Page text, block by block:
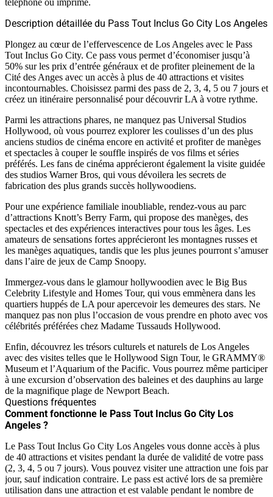
Description détaillée du Pass Tout Inclus Go City Los Angeles
Plongez au cœur de l’effervescence de Los Angeles avec le Pass
Tout Inclus Go City. Ce pass vous permet d’économiser jusqu’à
50% sur les prix d’entrée généraux et de profiter pleinement de la
Cité des Anges avec un accès à plus de 40 attractions et visites
incontournables. Choisissez parmi des pass de 2, 3, 4, 5 ou 7 jours et
créez un itinéraire personnalisé pour découvrir LA à votre rythme.
Parmi les attractions phares, ne manquez pas Universal Studios
Hollywood, où vous pourrez explorer les coulisses d’un des plus
anciens studios de cinéma encore en activité et profiter de manèges
et spectacles à couper le souffle inspirés de vos films et séries
préférés. Les fans de cinéma apprécieront également la visite guidée
des studios Warner Bros, qui vous dévoilera les secrets de
fabrication des plus grands succès hollywoodiens.
Pour une expérience familiale inoubliable, rendez-vous au parc
d’attractions Knott’s Berry Farm, qui propose des manèges, des
spectacles et des expériences interactives pour tous les âges. Les
amateurs de sensations fortes apprécieront les montagnes russes et
les manèges aquatiques, tandis que les plus jeunes pourront s’amuser
dans l’aire de jeux de Camp Snoopy.
Immergez-vous dans le glamour hollywoodien avec le Big Bus
Celebrity Lifestyle and Homes Tour, qui vous emmènera dans les
quartiers huppés de LA pour apercevoir les demeures des stars. Ne
manquez pas non plus l’occasion de vous prendre en photo avec vos
célébrités préférées chez Madame Tussauds Hollywood.
Enfin, découvrez les trésors culturels et naturels de Los Angeles
avec des visites telles que le Hollywood Sign Tour, le GRAMMY®
Museum et l’Aquarium of the Pacific. Vous pourrez même participer
à une excursion d’observation des baleines et des dauphins au large
de la magnifique plage de Newport Beach.
Questions fréquentes
Comment fonctionne le Pass Tout Inclus Go City Los
Angeles ?
Le Pass Tout Inclus Go City Los Angeles vous donne accès à plus
de 40 attractions et visites pendant la durée de validité de votre pass
(2, 3, 4, 5 ou 7 jours). Vous pouvez visiter une attraction une fois par
jour, sauf indication contraire. Le pass est activé lors de sa première
utilisation dans une attraction et est valable pendant le nombre de